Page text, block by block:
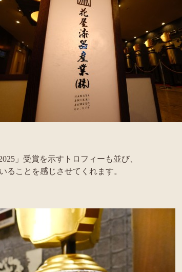
」受賞を示すトロフィーも並び、
ることを感じさせてくれます。